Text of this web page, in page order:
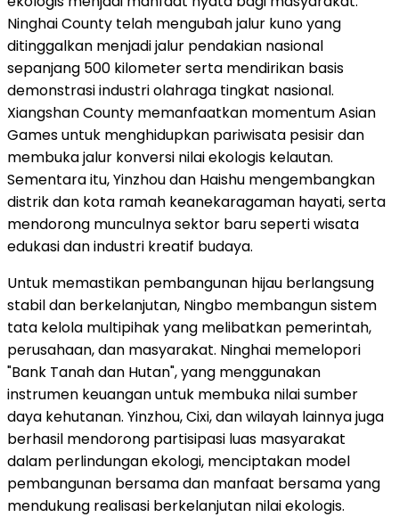
Ninghai County telah mengubah jalur kuno yang
ditinggalkan menjadi jalur pendakian nasional
sepanjang 500 kilometer serta mendirikan basis
demonstrasi industri olahraga tingkat nasional.
Xiangshan County memanfaatkan momentum Asian
Games untuk menghidupkan pariwisata pesisir dan
membuka jalur konversi nilai ekologis kelautan.
Sementara itu, Yinzhou dan Haishu mengembangkan
distrik dan kota ramah keanekaragaman hayati, serta
mendorong munculnya sektor baru seperti wisata
edukasi dan industri kreatif budaya.
Untuk memastikan pembangunan hijau berlangsung
stabil dan berkelanjutan, Ningbo membangun sistem
tata kelola multipihak yang melibatkan pemerintah,
perusahaan, dan masyarakat. Ninghai memelopori
"Bank Tanah dan Hutan", yang menggunakan
instrumen keuangan untuk membuka nilai sumber
daya kehutanan. Yinzhou, Cixi, dan wilayah lainnya juga
berhasil mendorong partisipasi luas masyarakat
dalam perlindungan ekologi, menciptakan model
pembangunan bersama dan manfaat bersama yang
mendukung realisasi berkelanjutan nilai ekologis.